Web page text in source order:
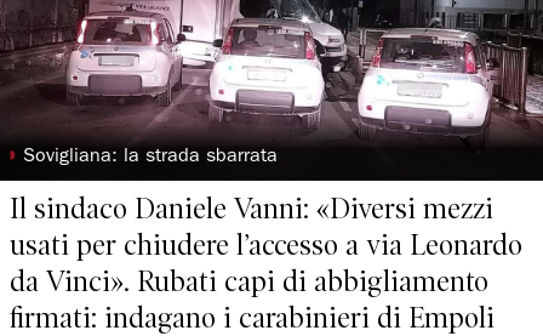
◗ Sovigliana: la strada sbarrata
Il sindaco Daniele Vanni: «Diversi mezzi
usati per chiudere l’accesso a via Leonardo
da Vinci». Rubati capi di abbigliamento
firmati: indagano i carabinieri di Empoli